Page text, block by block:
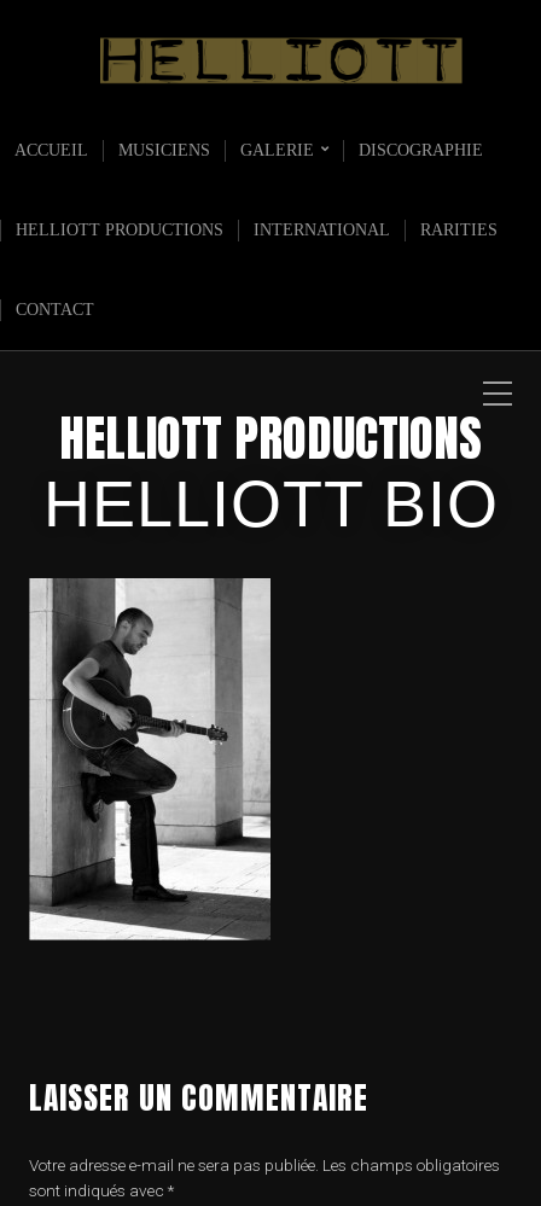
ACCUEIL MUSICIENS GALERIE DISCOGRAPHIE
HELLIOTT PRODUCTIONS INTERNATIONAL RARITIES
CONTACT
HELLIOTT PRODUCTIONS
HELLIOTT BIO
LAISSER UN COMMENTAIRE
Votre adresse e-mail ne sera pas publiée. Les champs obligatoires
sont indiqués avec *